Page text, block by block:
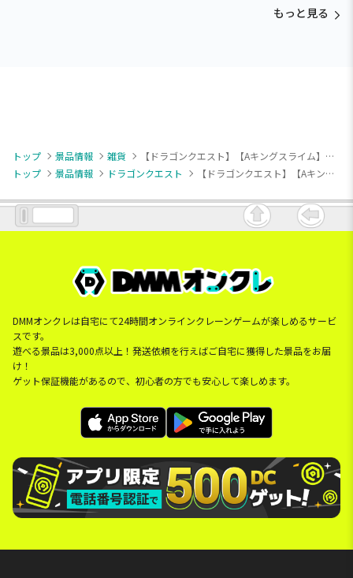
もっと見る
トップ 景品情報 雑貨
【ドラゴンクエスト】【Aキングスライム】ドラゴンクエスト AM どんぶり キングスライム＆メタルキング
トップ
景品情報 ドラゴンクエスト 【ドラゴンクエスト】【Aキングスライム】ドラゴンクエスト AM どんぶり キングスライム＆メタルキング
DMMオンクレは自宅にて24時間オンラインクレーンゲームが楽しめるサービ
スです。
遊べる景品は3,000点以上！発送依頼を行えばご自宅に獲得した景品をお届
け！
ゲット保証機能があるので、初心者の方でも安心して楽しめます。